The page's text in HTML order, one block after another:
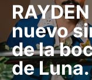
nuevo
de la
de Luna.